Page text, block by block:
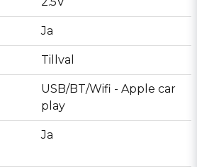
Ja
Tillval
USB/BT/Wifi - Apple car
play
Ja